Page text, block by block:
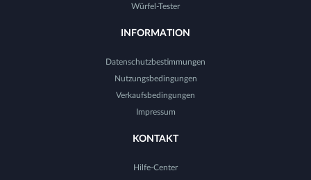
Würfel-Tester
INFORMATION
Datenschutzbestimmungen
Nutzungsbedingungen
Verkaufsbedingungen
Impressum
KONTAKT
Hilfe-Center